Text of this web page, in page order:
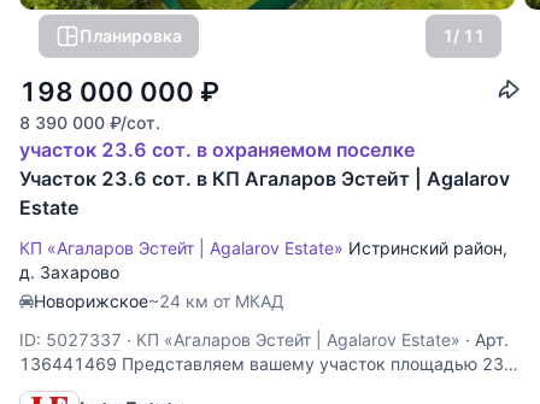
Планировка 1/ 11
198 000 000 ₽
8 390 000 ₽/сот.
участок 23.6 сот. в охраняемом поселке
Участок 23.6 сот. в КП Агаларов Эстейт | Agalarov
Estate
КП «Агаларов Эстейт | Agalarov Estate» Истринский район,
д. Захарово
Новорижское~24 км от МКАД
ID: 5027337 · КП «Агаларов Эстейт | Agalarov Estate» · Арт.
136441469 Представляем вашему участок площадью 23
сотки в охраняемом коттеджном посёлке "Агаларов